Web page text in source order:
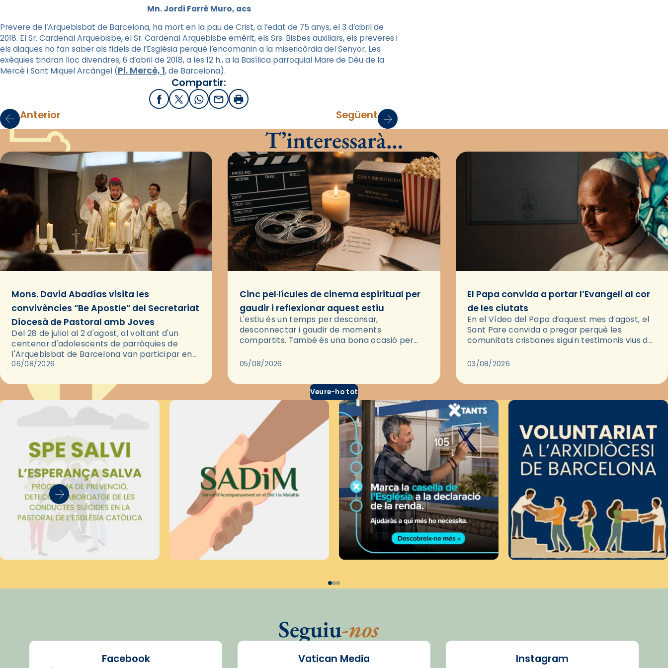
Mn. Jordi Farré Muro, acs
Prevere de l’Arquebisbat de Barcelona, ha mort en la pau de Crist, a l’edat de 75 anys, el 3 d’abril de
2018. El Sr. Cardenal Arquebisbe, el Sr. Cardenal Arquebisbe emèrit, els Srs. Bisbes auxiliars, els preveres i
els diaques ho fan saber als fidels de l’Església perquè l’encomanin a la misericòrdia del Senyor. Les
exèquies tindran lloc divendres, 6 d’abril de 2018, a les 12 h., a la Basílica parroquial Mare de Déu de la
Mercè i Sant Miquel Arcàngel (Pl. Mercè, 1, de Barcelona).
Compartir:
FacebookX / Twitter
WhatsApp
EmailImprimir
Anterior Següent
T’interessarà…
Mons. David Abadías visita les
convivències “Be Apostle” del Secretariat
Diocesà de Pastoral amb Joves
Del 28 de juliol al 2 d'agost, al voltant d'un
centenar d'adolescents de parròquies de
l'Arquebisbat de Barcelona van participar en
les convivències Be Apostle, organitzades pel
06/08/2026
Cinc pel·lícules de cinema espiritual per
gaudir i reflexionar aquest estiu
L'estiu és un temps per descansar,
desconnectar i gaudir de moments
compartits. També és una bona ocasió per
través del cinema, reflexionar sobre les…
05/08/2026
El Papa convida a portar l’Evangeli al cor
de les ciutats
En el Vídeo del Papa d’aquest mes d’agost, el
Sant Pare convida a pregar perquè les
comunitats cristianes siguin testimonis vius de
pregària, el…
03/08/2026
Veure-ho tot
Seguiu-nos
Facebook Vatican Media Instagram